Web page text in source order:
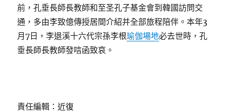
前，孔垂長師長教師和至圣孔子基金會到韓國訪問交
通，多由李致億傳授居間介紹并全部旅程陪伴。本年3
月7日，李退溪十六代宗孫李根瑜伽場地必去世時，孔
垂長師長教師發唁函致哀。
責任編輯：近復